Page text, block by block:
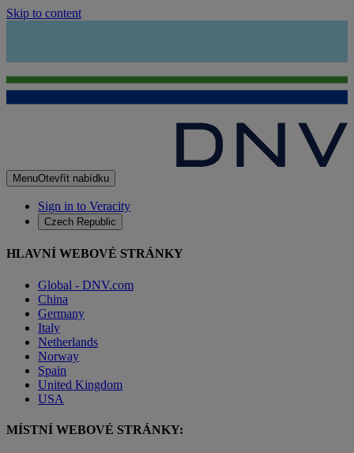
Skip to content
MenuOtevřít nabídku
Sign in to Veracity
Czech Republic
HLAVNÍ WEBOVÉ STRÁNKY
Global - DNV.com
China
Germany
Italy
Netherlands
Norway
Spain
United Kingdom
USA
MÍSTNÍ WEBOVÉ STRÁNKY: